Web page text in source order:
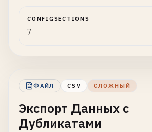
CONFIGSECTIONS
7
ФАЙЛ CSV СЛОЖНЫЙ
Экспорт Данных с
Дубликатами